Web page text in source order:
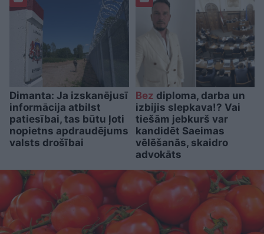
Dimanta: Ja izskanējusī
informācija atbilst
patiesībai, tas būtu ļoti
nopietns apdraudējums
valsts drošībai
Bez diploma, darba un
izbijis slepkava!? Vai
tiešām jebkurš var
kandidēt Saeimas
vēlēšanās, skaidro
advokāts